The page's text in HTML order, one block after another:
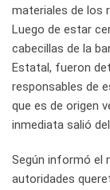
materiales de los
Luego de estar
cabecillas de la
Estatal, fueron
responsables de
que es de origen
inmediata salió
Según informó el
autoridades